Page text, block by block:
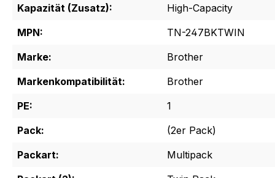
Kapazität (Zusatz):
High-Capacity
MPN:
TN-247BKTWIN
Marke:
Brother
Markenkompatibilität:
Brother
PE:
1
Pack:
(2er Pack)
Packart:
Multipack